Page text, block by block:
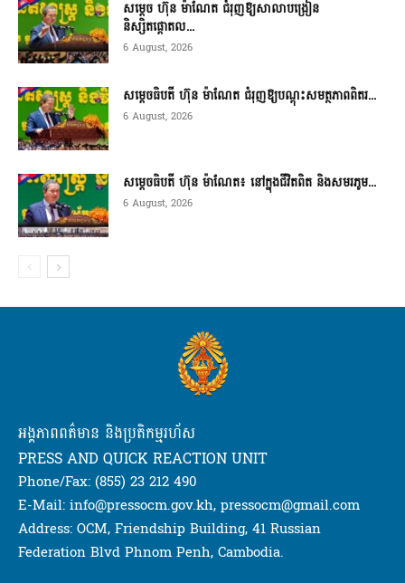
សម្តេច ហ៊ុន ម៉ាណែត ជំរុញឱ្យសាលាបង្រៀន
និស្សិតផ្តោតល...
6 August, 2026
សម្តេចធិបតី ហ៊ុន ម៉ាណែត ជំរុញឱ្យបណ្តុះសមត្ថភាពពិតរ...
6 August, 2026
សម្តេចធិបតី ហ៊ុន ម៉ាណែត៖ នៅក្នុងជីវិតពិត និងសមរភូម...
6 August, 2026
អង្គភាពពត៌មាន និងប្រតិកម្មរហ័ស
PRESS AND QUICK REACTION UNIT
Phone/Fax: (855) 23 212 490
E-Mail: info@pressocm.gov.kh, pressocm@gmail.com
Address: OCM, Friendship Building, 41 Russian
Federation Blvd Phnom Penh, Cambodia.